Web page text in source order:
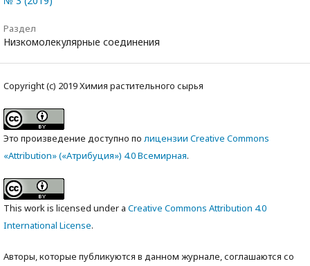
Раздел
Низкомолекулярные соединения
Copyright (c) 2019 Химия растительного сырья
Это произведение доступно по лицензии Creative Commons
«Attribution» («Атрибуция») 4.0 Всемирная.
This work is licensed under a Creative Commons Attribution 4.0
International License.
Авторы, которые публикуются в данном журнале, соглашаются со